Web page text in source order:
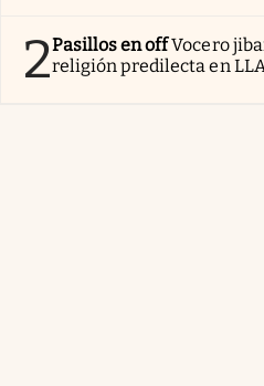
2Pasillos en offVocero
religión predilecta en